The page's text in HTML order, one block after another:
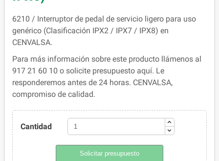
6210 / Interruptor de pedal de servicio ligero para uso
genérico (Clasificación IPX2 / IPX7 / IPX8) en
CENVALSA.
Para más información sobre este producto llámenos al
917 21 60 10 o solicite presupuesto aquí. Le
responderemos antes de 24 horas. CENVALSA,
compromiso de calidad.
Cantidad
Solicitar presupuesto